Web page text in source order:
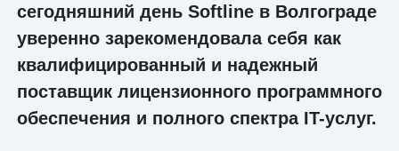
сегодняшний день Softline в Волгограде
уверенно зарекомендовала себя как
квалифицированный и надежный
поставщик лицензионного программного
обеспечения и полного спектра IT-услуг.